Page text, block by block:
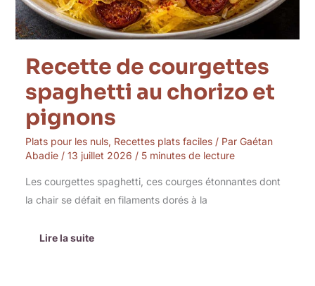
Recette de courgettes
spaghetti au chorizo et
pignons
Plats pour les nuls, Recettes plats faciles/ Par Gaétan
Abadie / 13 juillet 2026 / 5 minutes de lecture
Les courgettes spaghetti, ces courges étonnantes dont
la chair se défait en filaments dorés à la
Lire la suite